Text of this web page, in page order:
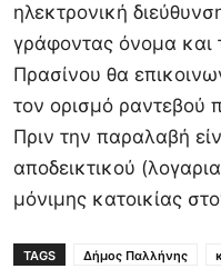
ηλεκτρονική
γράφοντας όνομα
Πρασίνου θα
τον ορισμό ραντεβού
Πριν την παραλαβή
αποδεικτικού
μόνιμης κατοικίας
TAGS Δήμος Παλλήνης